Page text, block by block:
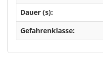
Dauer (s):
Gefahrenklasse: